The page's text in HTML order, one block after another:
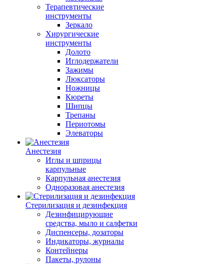
Терапевтические
инструменты
Зеркало
Хирургические
инструменты
Долото
Иглодержатели
Зажимы
Люксаторы
Ножницы
Кюреты
Шипцы
Трепаны
Периотомы
Элеваторы
Анестезия
Иглы и шприцы
карпульные
Карпульная анестезия
Одноразовая анестезия
Стерилизация и дезинфекция
Дезинфицирующие
средства, мыло и салфетки
Диспенсеры, дозаторы
Индикаторы, журналы
Контейнеры
Пакеты, рулоны